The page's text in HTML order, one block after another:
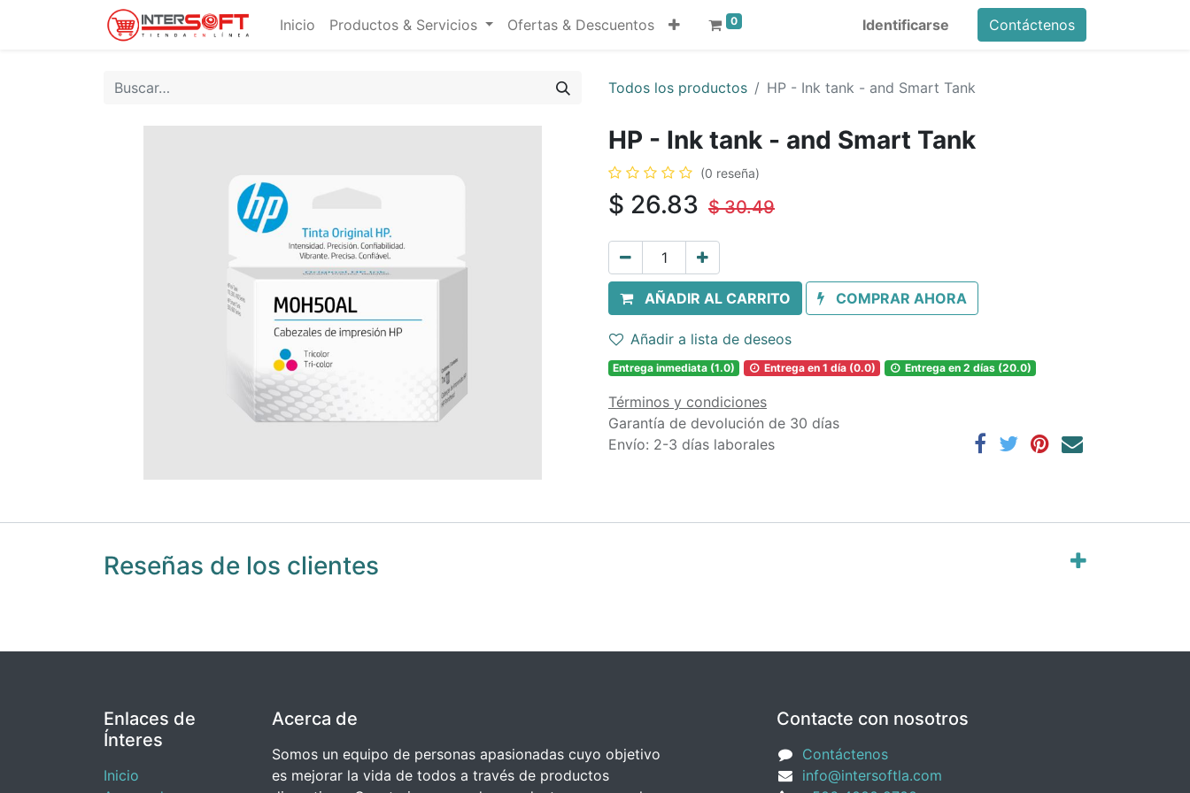
Inicio Productos & Servicios Ofertas & Descuentos 0 Identificarse Contáctenos
Todos los productos HP - Ink tank - and Smart Tank
HP - Ink tank - and Smart Tank
(0 reseña)
$ 26.83 $30.49
AÑADIR AL CARRITO COMPRAR AHORA
Añadir a lista de deseos
Entrega inmediata (1.0) Entrega en 1 día (0.0) Entrega en 2 días (20.0)
Términos y condiciones
Garantía de devolución de 30 días
Envío: 2-3 días laborales
Reseñas de los clientes
Enlaces de
Ínteres
Inicio
Acerca de
Somos un equipo de personas apasionadas cuyo objetivo
es mejorar la vida de todos a través de productos
Contacte con nosotros
Contáctenos
info@intersoftla.com